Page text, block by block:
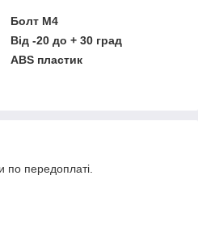
Болт М4
Від -20 до + 30 град
ABS пластик
по передоплаті.